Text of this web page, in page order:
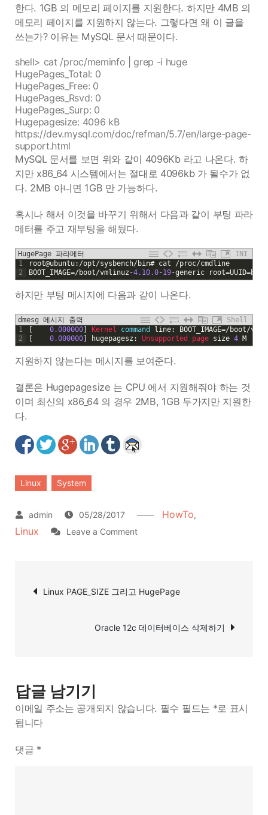
한다. 1GB 의 메모리 페이지를 지원한다. 하지만 4MB 의
메모리 페이지를 지원하지 않는다. 그렇다면 왜 이 글을
쓰는가? 이유는 MySQL 문서 때문이다.
shell> cat /proc/meminfo | grep -i huge
HugePages_Total: 0
HugePages_Free: 0
HugePages_Rsvd: 0
HugePages_Surp: 0
Hugepagesize: 4096 kB
https://dev.mysql.com/doc/refman/5.7/en/large-page-
support.html
MySQL 문서를 보면 위와 같이 4096Kb 라고 나온다. 하
지만 x86_64 시스템에서는 절대로 4096kb 가 될수가 없
다. 2MB 아니면 1GB 만 가능하다.
혹시나 해서 이것을 바꾸기 위해서 다음과 같이 부팅 파라
메터를 주고 재부팅을 해뒀다.
HugePage 파라메터
INI
1
2
root@ubuntu: /opt/sysbench/bin# cat /proc/cmdline
BOOT_IMAGE=/boot/vmlinuz -4.10.0-19-generic root=UUID=
하지만 부팅 메시지에 다음과 같이 나온다.
dmesg 메시지 출력
Shell
1
2
0.000000 Kernel command line: BOOT_IMAGE=/boot/
0.000000 hugepagesz : Unsupported page size 4 M
지원하지 않는다는 메시지를 보여준다.
결론은 Hugepagesize 는 CPU 에서 지원해줘야 하는 것
이며 최신의 x86_64 의 경우 2MB, 1GB 두가지만 지원한
다.
Linux System
05/28/2017 HowTo,
Linux Leave a Commenton
템
서
변
탐
Linux PAGE_SIZE 그리고 HugePage
Oracle 12c 데이터베이스 삭제하기
답글 남기기
이메일 주소는 공개되지 않습니다. 필수 필드는 *로 표시
됩니다
댓글 *